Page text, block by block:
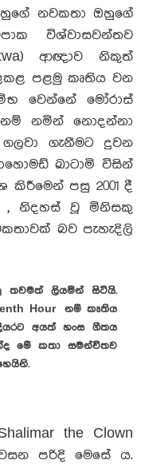
නවකතා ඔහුගේ
විශ්වාසවන්තව
ආඥාව නිකුත්
පළමු කෘතිය වන
වෙන්නේ මෝරාස්
නම් නමින් නොදන්නා
ගැනීමට දුවන
ඛාටාමි විසින්
කිරීමෙන් පසු 2001 දී
, නිදහස් වූ මිනිසකු
බව පැහැදිලි
තවමත් ලියමින් සිටියි.
Hour නම් කෘතිය
අයත් හංස ගීතය
මේ කතා සමන්විතව
the Clown
පරිදි මෙසේ ය.